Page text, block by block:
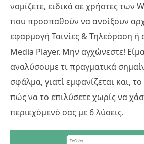
νομίζετε, ειδικά σε χρήστες των
που προσπαθούν να ανοίξουν
εφαρμογή Ταινίες & Τηλεόραση ή
Media Player. Μην αγχώνεστε!
αναλύσουμε τι πραγματικά
σφάλμα, γιατί εμφανίζεται και,
πώς να το επιλύσετε χωρίς να
περιεχόμενό σας με 6 λύσεις.